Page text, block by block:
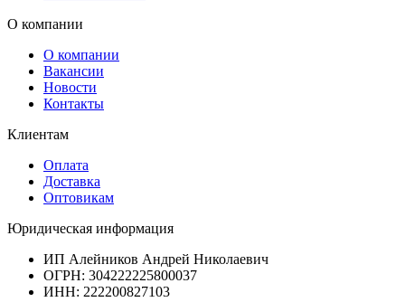
О компании
О компании
Вакансии
Новости
Контакты
Клиентам
Оплата
Доставка
Оптовикам
Юридическая информация
ИП Алейников Андрей Николаевич
ОГРН: 304222225800037
ИНН: 222200827103